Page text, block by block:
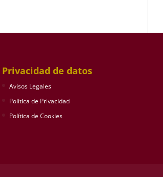
Privacidad de datos
Avisos Legales
Política de Privacidad
Política de Cookies